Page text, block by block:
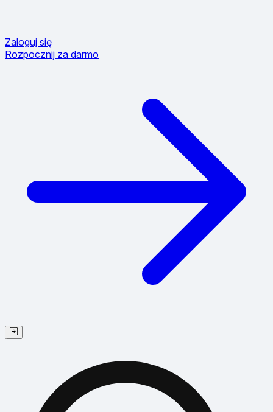
Zaloguj się
Rozpocznij za darmo